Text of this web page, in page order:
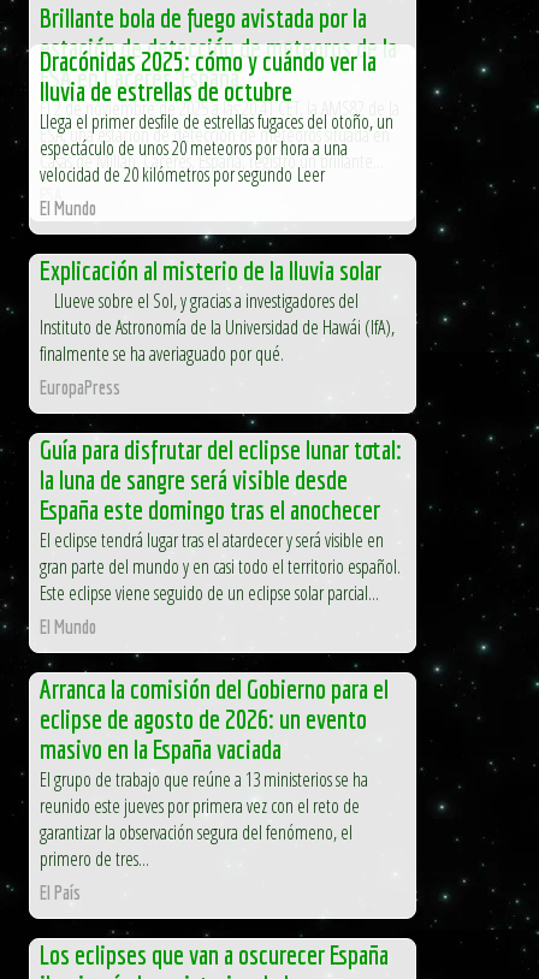
Brillante bola de fuego avistada por la
estación de detección de meteoros de la
ESA en Cáceres, España.
El 2 de noviembre de 2025 a las 20:41 CET, la AMS82 de la
ESA, una estación de detección de meteoros situada en
Casas de Millán, Cáceres, España, registró un brillante...
Dracónidas 2025: cómo y cuándo ver la
lluvia de estrellas de octubre
Llega el primer desfile de estrellas fugaces del otoño, un
espectáculo de unos 20 meteoros por hora a una
velocidad de 20 kilómetros por segundo Leer
El Mundo
Explicación al misterio de la lluvia solar
Llueve sobre el Sol, y gracias a investigadores del
Instituto de Astronomía de la Universidad de Hawái (IfA),
finalmente se ha averiaguado por qué.
EuropaPress
Guía para disfrutar del eclipse lunar total:
la luna de sangre será visible desde
España este domingo tras el anochecer
El eclipse tendrá lugar tras el atardecer y será visible en
gran parte del mundo y en casi todo el territorio español.
Este eclipse viene seguido de un eclipse solar parcial...
El Mundo
Arranca la comisión del Gobierno para el
eclipse de agosto de 2026: un evento
masivo en la España vaciada
El grupo de trabajo que reúne a 13 ministerios se ha
reunido este jueves por primera vez con el reto de
garantizar la observación segura del fenómeno, el
primero de tres...
El País
Los eclipses que van a oscurecer España